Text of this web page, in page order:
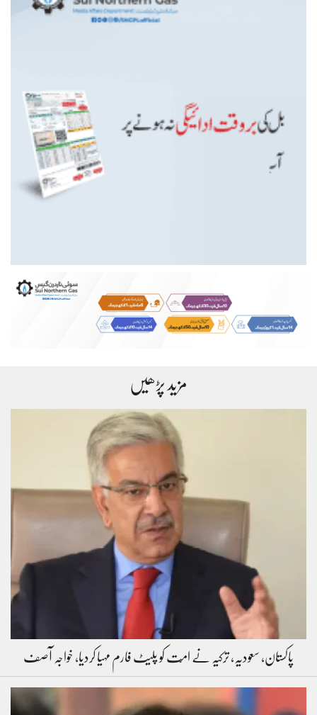
مزید پڑھیں
پاکستان، سعودیہ، ترکیہ نے امّت کو پلیٹ فارم مہیا کردیا، خواجہ آصف